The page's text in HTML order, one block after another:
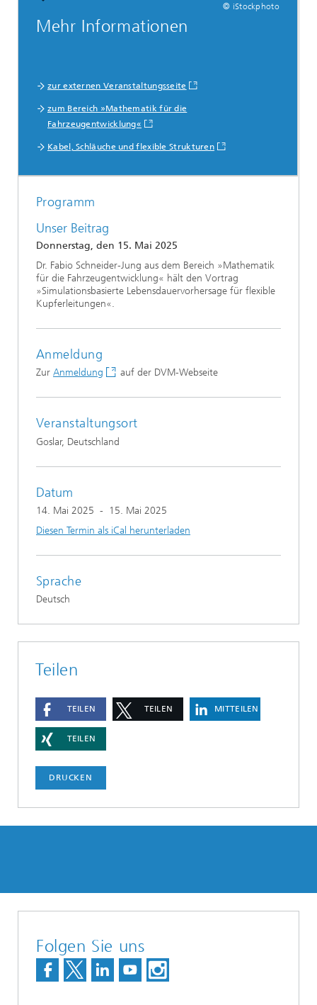
© iStockphoto
Mehr Informationen
zur externen Veranstaltungsseite
zum Bereich »Mathematik für die
Fahrzeugentwicklung«
Kabel, Schläuche und flexible Strukturen
Programm
Unser Beitrag
Donnerstag, den 15. Mai 2025
Dr. Fabio Schneider-Jung aus dem Bereich »Mathematik
für die Fahrzeugentwicklung« hält den Vortrag
»Simulationsbasierte Lebensdauervorhersage für flexible
Kupferleitungen«.
Anmeldung
Zur Anmeldung auf der DVM-Webseite
Veranstaltungsort
Goslar, Deutschland
Datum
14. Mai 2025 -
15. Mai 2025
Diesen Termin als iCal herunterladen
Sprache
Deutsch
Teilen
TEILEN TEILEN MITTEILEN
TEILEN
DRUCKEN
Folgen Sie uns